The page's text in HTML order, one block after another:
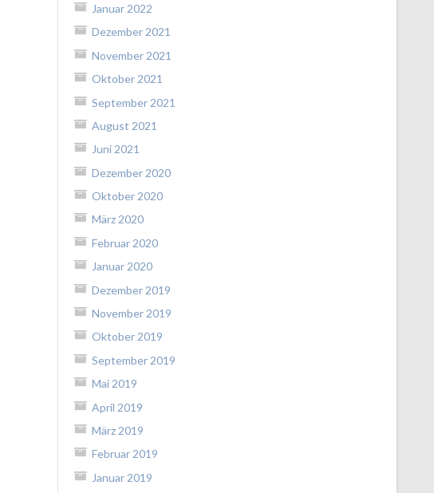
Januar 2022
Dezember 2021
November 2021
Oktober 2021
September 2021
August 2021
Juni 2021
Dezember 2020
Oktober 2020
März 2020
Februar 2020
Januar 2020
Dezember 2019
November 2019
Oktober 2019
September 2019
Mai 2019
April 2019
März 2019
Februar 2019
Januar 2019